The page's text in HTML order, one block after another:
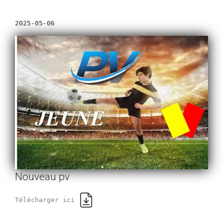
2025-05-06
Nouveau pv
Télécharger ici